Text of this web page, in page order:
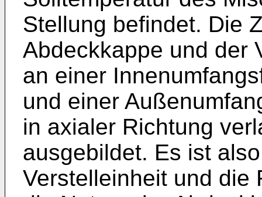
Stellung befindet. Die
Abdeckkappe und der
an einer
und einer
in axialer Richtung
ausgebildet. Es ist
Verstelleinheit und die